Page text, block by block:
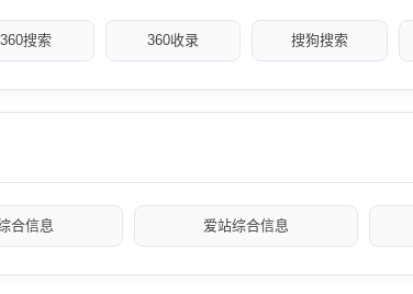
360搜索 360收录 搜狗搜索
合信息 爱站综合信息